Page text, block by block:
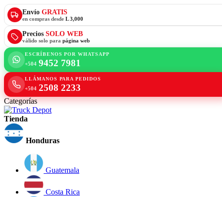
Envío GRATIS
en compras desde L 3,000
Precios SOLO WEB
válido solo para página web
ESCRÍBENOS POR WHATSAPP
+504 9452 7981
LLÁMANOS PARA PEDIDOS
+504 2508 2233
Categorías
Tienda
Honduras
Guatemala
Costa Rica